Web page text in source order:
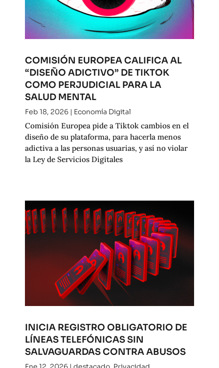
COMISIÓN EUROPEA CALIFICA AL
“DISEÑO ADICTIVO” DE TIKTOK
COMO PERJUDICIAL PARA LA
SALUD MENTAL
Feb 18, 2026| Economía Digital
Comisión Europea pide a Tiktok cambios en el
diseño de su plataforma, para hacerla menos
adictiva a las personas usuarias, y así no violar
la Ley de Servicios Digitales
INICIA REGISTRO OBLIGATORIO DE
LÍNEAS TELEFÓNICAS SIN
SALVAGUARDAS CONTRA ABUSOS